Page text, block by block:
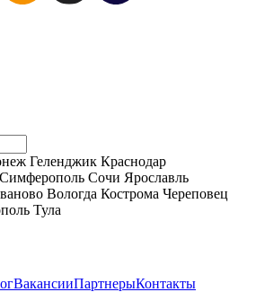
Геленджик Краснодар
Симферополь Сочи Ярославль
Вологда Кострома Череповец
Тула
ВакансииПартнерыКонтакты